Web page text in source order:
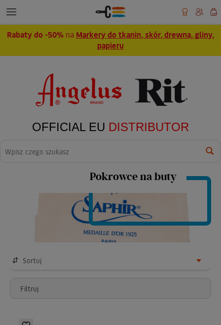
Rabaty do -50% na Markery do tkanin, skór, drewna, gliny,
papieru
OFFICIAL EU DISTRIBUTOR
Pokrowce na buty
Sortuj
Filtruj